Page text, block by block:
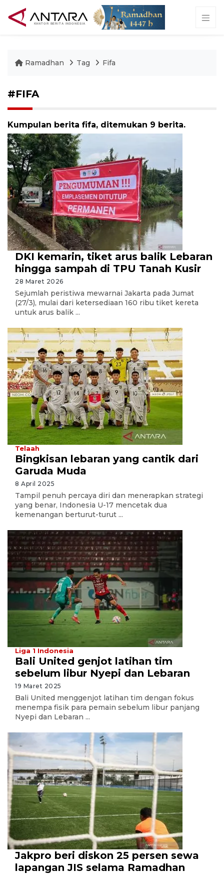
Ramadhan Tag Fifa
#FIFA
Kumpulan berita fifa, ditemukan 9 berita.
DKI kemarin, tiket arus balik Lebaran
hingga sampah di TPU Tanah Kusir
28 Maret 2026
Sejumlah peristiwa mewarnai Jakarta pada Jumat
(27/3), mulai dari ketersediaan 160 ribu tiket kereta
untuk arus balik ...
Telaah
Bingkisan lebaran yang cantik dari
Garuda Muda
8 April 2025
Tampil penuh percaya diri dan menerapkan strategi
yang benar, Indonesia U-17 mencetak dua
kemenangan berturut-turut ...
Liga 1 Indonesia
Bali United genjot latihan tim
sebelum libur Nyepi dan Lebaran
19 Maret 2025
Bali United menggenjot latihan tim dengan fokus
menempa fisik para pemain sebelum libur panjang
Nyepi dan Lebaran ...
Jakpro beri diskon 25 persen sewa
lapangan JIS selama Ramadhan